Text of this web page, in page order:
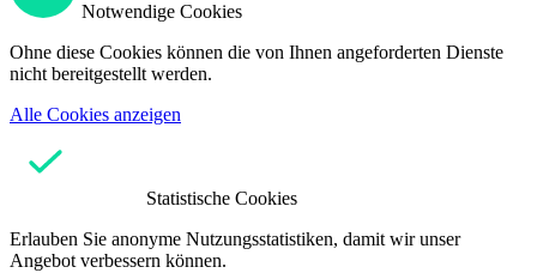
Notwendige Cookies
Ohne diese Cookies können die von Ihnen angeforderten Dienste
nicht bereitgestellt werden.
Alle Cookies anzeigen
Statistische Cookies
Erlauben Sie anonyme Nutzungsstatistiken, damit wir unser
Angebot verbessern können.